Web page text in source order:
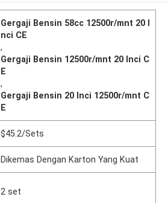
Gergaji Bensin 58cc 12500r/mnt 20 I
nci CE
,
Gergaji Bensin 12500r/mnt 20 Inci C
E
,
Gergaji Bensin 20 Inci 12500r/mnt C
E
$45.2/Sets
Dikemas Dengan Karton Yang Kuat
2 set